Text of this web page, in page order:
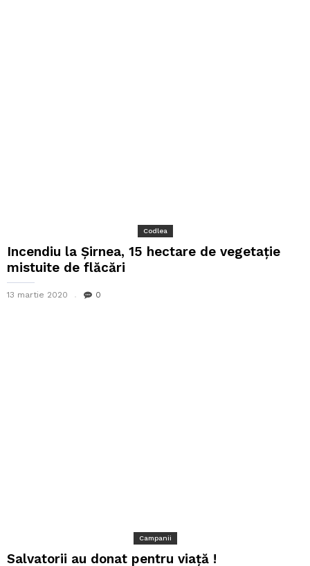
Codlea
Incendiu la Șirnea, 15 hectare de vegetație
mistuite de flăcări
13 martie 2020 0
Campanii
Salvatorii au donat pentru viață !